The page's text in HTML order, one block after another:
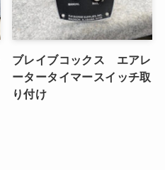
ブレイブコックス エアレ
ータータイマースイッチ取
り付け